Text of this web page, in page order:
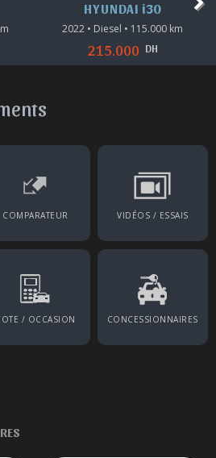
HYUNDAI i30
2022 • Diesel • 115.000 km
215.000 DH
COMPARATEUR VIDÉOS / ESSAIS
/ OCCASION CONCESSIONNAIRES